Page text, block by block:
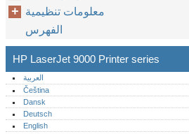
معلومات تنظيمية
الفهرس
HP LaserJet 9000 Printer series
العربية
Čeština
Dansk
Deutsch
English